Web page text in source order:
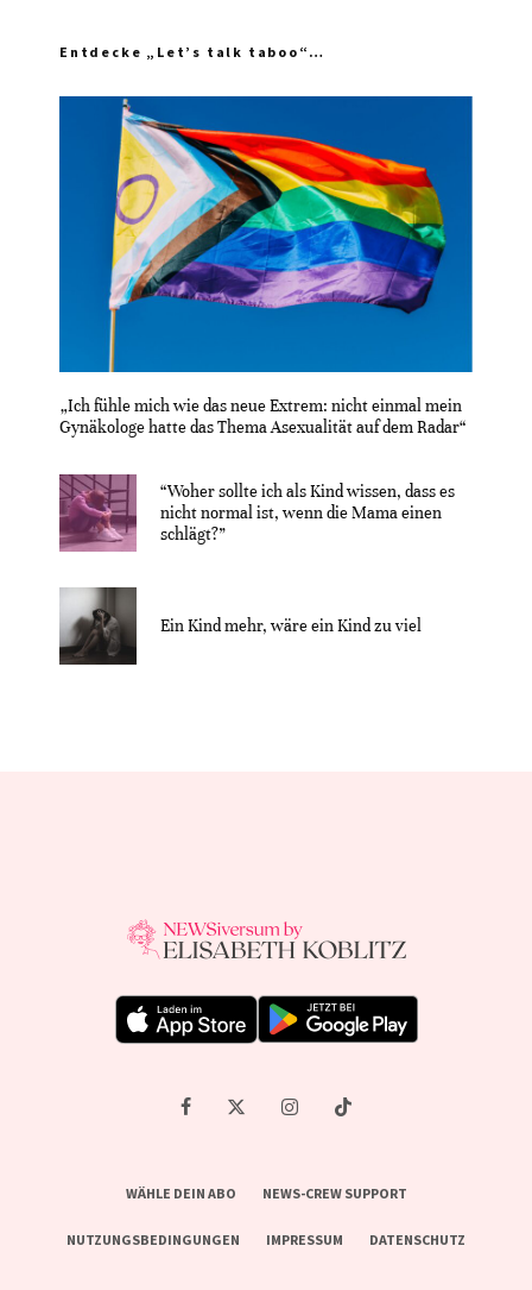
Entdecke „Let’s talk taboo“…
„Ich fühle mich wie das neue Extrem: nicht einmal mein
Gynäkologe hatte das Thema Asexualität auf dem Radar“
“Woher sollte ich als Kind wissen, dass es
nicht normal ist, wenn die Mama einen
schlägt?”
Ein Kind mehr, wäre ein Kind zu viel
WÄHLE DEIN ABO NEWS-CREW SUPPORT
NUTZUNGSBEDINGUNGEN IMPRESSUM DATENSCHUTZ